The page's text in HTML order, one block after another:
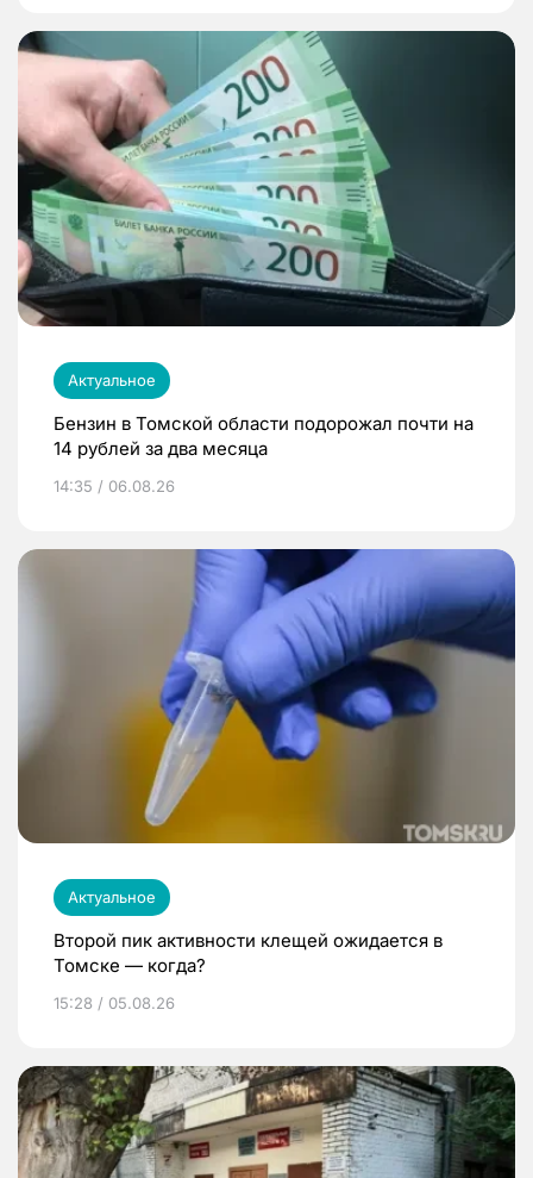
Актуальное
Бензин в Томской области подорожал почти на
14 рублей за два месяца
14:35 / 06.08.26
Актуальное
Второй пик активности клещей ожидается в
Томске — когда?
15:28 / 05.08.26